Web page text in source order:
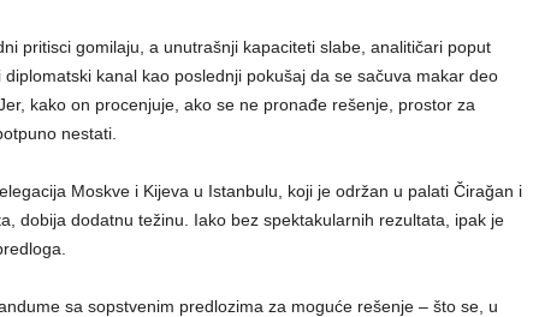
pritisci gomilaju, a unutrašnji kapaciteti slabe, analitičari poput
kanal kao poslednji pokušaj da se sačuva makar deo
kako on procenjuje, ako se ne pronađe rešenje, prostor za
nestati.
Moskve i Kijeva u Istanbulu, koji je održan u palati Čirağan i
dobija dodatnu težinu. Iako bez spektakularnih rezultata, ipak je
sa sopstvenim predlozima za moguće rešenje – što se, u